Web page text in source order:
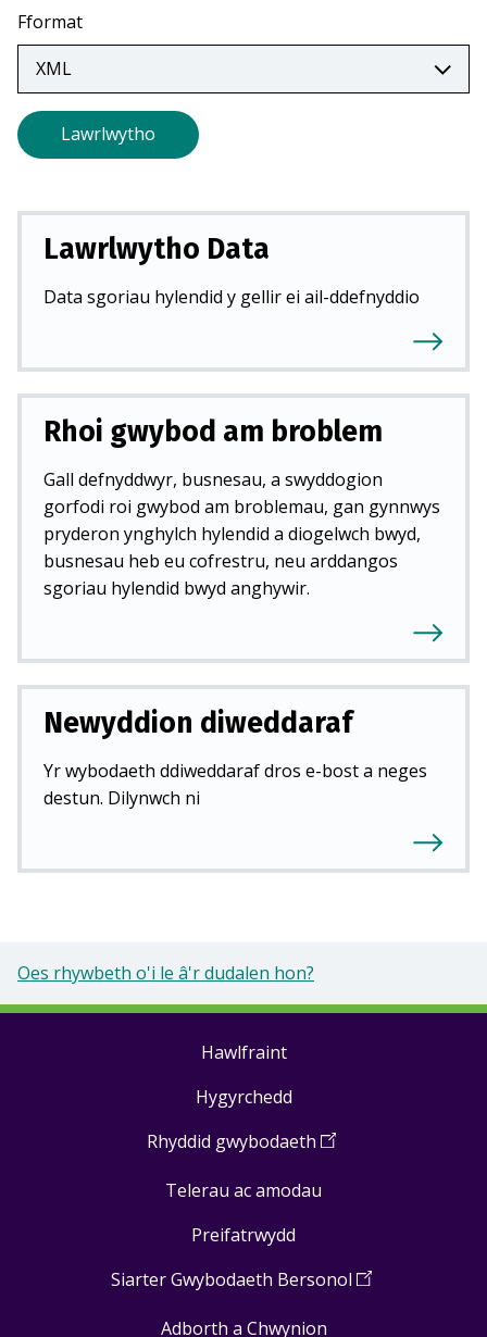
b
e
d
tab
Fformat
Lawrlwytho
Lawrlwytho Data
Data sgoriau hylendid y gellir ei ail-ddefnyddio
Rhoi gwybod am broblem
Gall defnyddwyr, busnesau, a swyddogion
gorfodi roi gwybod am broblemau, gan gynnwys
pryderon ynghylch hylendid a diogelwch bwyd,
busnesau heb eu cofrestru, neu arddangos
sgoriau hylendid bwyd anghywir.
Newyddion diweddaraf
Yr wybodaeth ddiweddaraf dros e-bost a neges
destun. Dilynwch ni
Oes rhywbeth o'i le â'r dudalen hon?
Hawlfraint
Hygyrchedd
Rhyddid gwybodaeth (Open
a
Telerau ac amodau
Preifatrwydd
Siarter Gwybodaeth Bersonol (Open
Adborth a Chwynion